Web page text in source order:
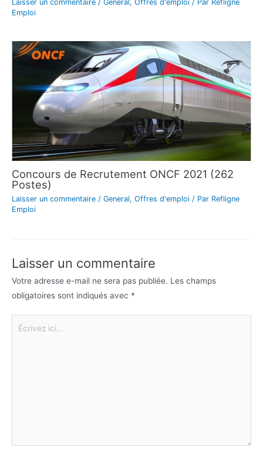
Laisser un commentaire / General , Offres d'emploi / Par Refligne
Emploi
Concours de Recrutement ONCF 2021 (262
Postes)
Laisser un commentaire / General, Offres d'emploi / Par Refligne
Emploi
Laisser un commentaire
Votre adresse e-mail ne sera pas publiée. Les champs
obligatoires sont indiqués avec *